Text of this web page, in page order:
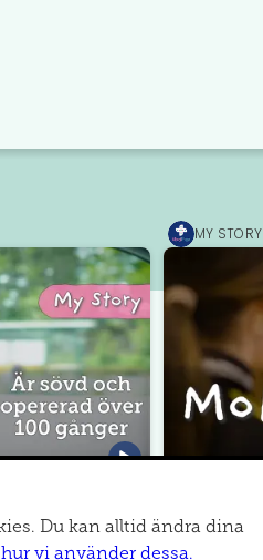
MediPrep
MY STORY
Du kan alltid ändra dina
vi använder dessa.